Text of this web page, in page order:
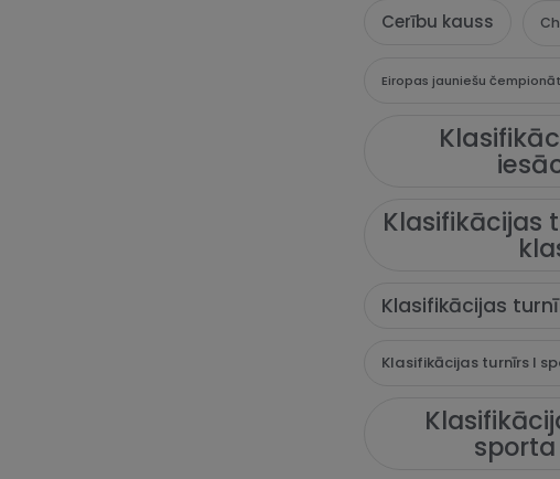
Cerību kauss
Eiropas jauniešu
Klasifikācijas
Klasifikācijas
Klasifikācijas turnīrs I